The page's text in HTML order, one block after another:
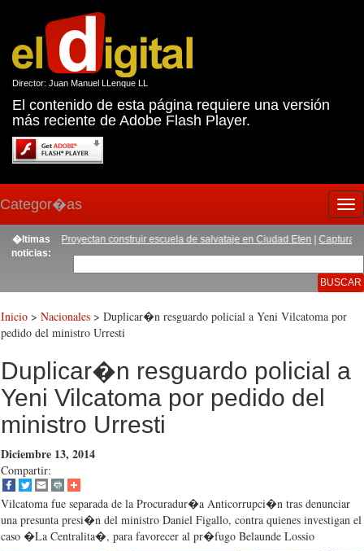
Director: Juan Manuel LLenque LL
El contenido de esta página requiere una versión
más reciente de Adobe Flash Player.
Categor�as
�ltimas
noticias:
|Proyectan construir escuela de salvataje en Ciudad Eten| Capturan a
Inicio > Nacionales > Duplicar�n resguardo policial a Yeni Vilcatoma por
pedido del ministro Urresti
Duplicar�n resguardo policial a
Yeni Vilcatoma por pedido del
ministro Urresti
Diciembre 13, 2014
Compartir:
Vilcatoma fue separada de la Procuradur�a Anticorrupci�n tras denunciar
una presunta presi�n del ministro Daniel Figallo, contra quienes investigan el
caso �La Centralita�, para favorecer al pr�fugo Belaunde Lossio